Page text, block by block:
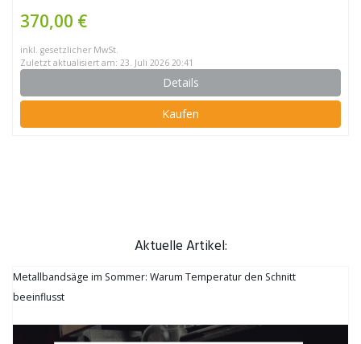
370,00 €
inkl. gesetzlicher MwSt.
Zuletzt aktualisiert am: 23. Juli 2026 20:41
Details
Kaufen
Aktuelle Artikel:
Metallbandsäge im Sommer: Warum Temperatur den Schnitt
beeinflusst